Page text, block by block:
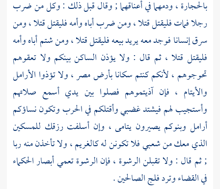
بالحجارة ، ودمهما في أعناقهما ; وقال قبل ذلك : وكل من ضرب
رجلا فمات فليقتل قتلا ، ومن ضرب أباه وأمه فليقتل قتلا ، ومن
سرق إنسانا فوجد معه يريد بيعه فليقتل قتلا ، ومن شتم أباه وأمه
فليقتل قتلا ، ثم قال : ولا يؤذن الساكن بينكم ولا تعقوهم
تحوجوهم ، لأنكم كنتم سكانا بأرضمصر، ولا تؤذوا الأرامل
والأيتام ، فإن آذيتموهم فصلوا بين يدي أسمع صلاتهم
وأستجيب لهم فيشتد غضبي وأقتلكم في الحرب وتكون نساؤكم
أرامل وبنوكم يصيرون يتامى ، وإن أسلفت رزقك للمسكين
الذي معك من شعبي فلا تكونن له كالغريم ، ولا تأخذن منه ربا
; ثم قال : ولا تقبلن الرشوة ، فإن الرشوة تعمي أبصار الحكماء
في القضاء وترد فلج الصالحين .